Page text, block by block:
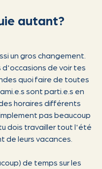
autant?
un gros changement.
d'occasions de voir tes
quoi faire de toutes
sont parti.e.s en
horaires différents
pas beaucoup
dois travailler tout l'été
leurs vacances.
de temps sur les